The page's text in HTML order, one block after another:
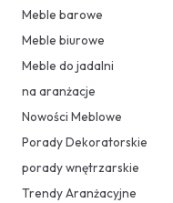
Meble barowe
Meble biurowe
Meble do jadalni
na aranżacje
Nowości Meblowe
Porady Dekoratorskie
porady wnętrzarskie
Trendy Aranżacyjne